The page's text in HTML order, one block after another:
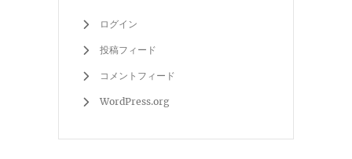
ログイン
投稿フィード
コメントフィード
WordPress.org